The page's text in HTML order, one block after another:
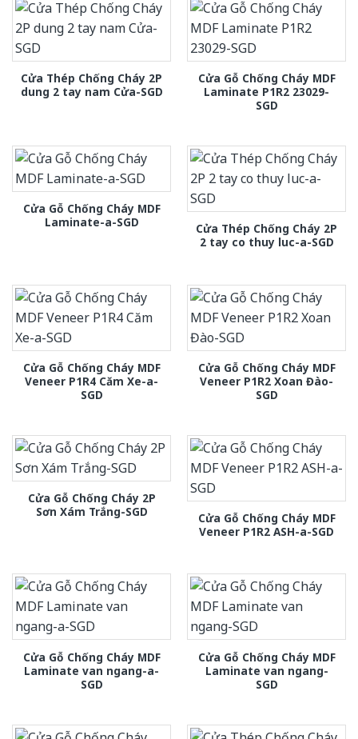
Cửa Thép Chống Cháy 2P
dung 2 tay nam Cửa-SGD
Cửa Gỗ Chống Cháy MDF
Laminate P1R2 23029-
SGD
Cửa Gỗ Chống Cháy MDF
Laminate-a-SGD
Cửa Thép Chống Cháy 2P
2 tay co thuy luc-a-SGD
Cửa Gỗ Chống Cháy MDF
Veneer P1R4 Căm Xe-a-
SGD
Cửa Gỗ Chống Cháy MDF
Veneer P1R2 Xoan Đào-
SGD
Cửa Gỗ Chống Cháy 2P
Sơn Xám Trắng-SGD
Cửa Gỗ Chống Cháy MDF
Veneer P1R2 ASH-a-SGD
Cửa Gỗ Chống Cháy MDF
Laminate van ngang-a-
SGD
Cửa Gỗ Chống Cháy MDF
Laminate van ngang-
SGD